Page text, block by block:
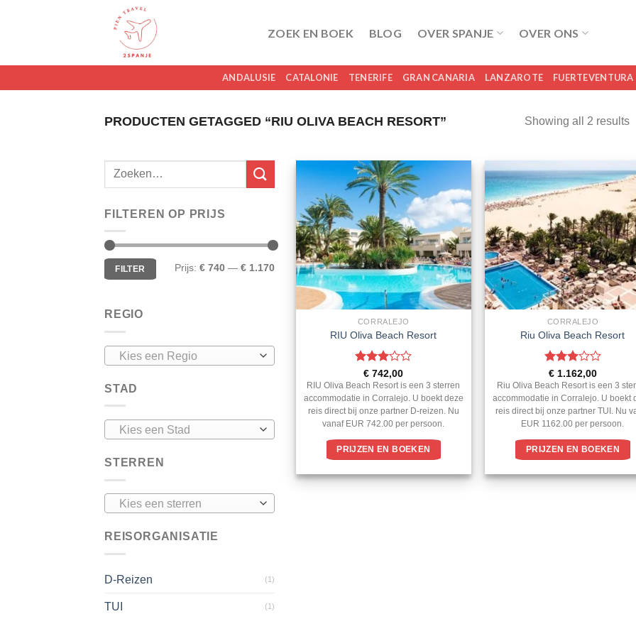
ZOEK EN BOEK BLOG OVER SPANJE OVER ONS
ANDALUSIE CATALONIE TENERIFE GRAN CANARIA LANZAROTE FUERTEVENTURA
PRODUCTEN GETAGGED “RIU OLIVA BEACH RESORT” Showing all 2 results
FILTEREN OP PRIJS
Min.
prijs
Max.
prijsFILTER Prijs: € 740 — € 1.170
REGIO
Kies een Regio
STAD
Kies een Stad
STERREN
Kies een sterren
REISORGANISATIE
D-Reizen (1)
TUI (1)
CORRALEJO
RIU Oliva Beach Resort
Gewaardeerd
3uit 5
€ 742,00
RIU Oliva Beach Resort is een 3 sterren
accommodatie in Corralejo. U boekt deze
reis direct bij onze partner D-reizen. Nu
vanaf EUR 742.00 per persoon.
PRIJZEN EN BOEKEN
CORRALEJO
Riu Oliva Beach Resort
Gewaardeerd
3uit 5
€1.162,00
Riu Oliva Beach Resort is een 3
accommodatie in Corralejo. U boekt
reis direct bij onze partner TUI. Nu
EUR 1162.00 per persoon.
PRIJZEN EN BOEKEN